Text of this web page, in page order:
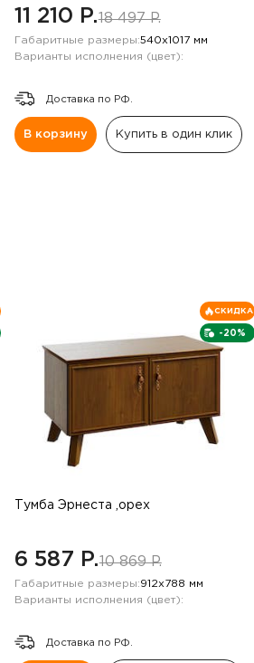
11 210 P.18 497 P.
Габаритные размеры:540х1017 мм
Варианты исполнения (цвет):
Доставка по РФ.
В корзину Купить в один клик
-20%
СКИДКА
Тумба Эрнеста ,орех
6 587 P.10 869 P.
Габаритные размеры:912х788 мм
Варианты исполнения (цвет):
Доставка по РФ.